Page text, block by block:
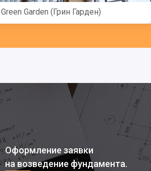
Green Garden (Грин Гарден)
Оформление заявки
на возведение фундамента.